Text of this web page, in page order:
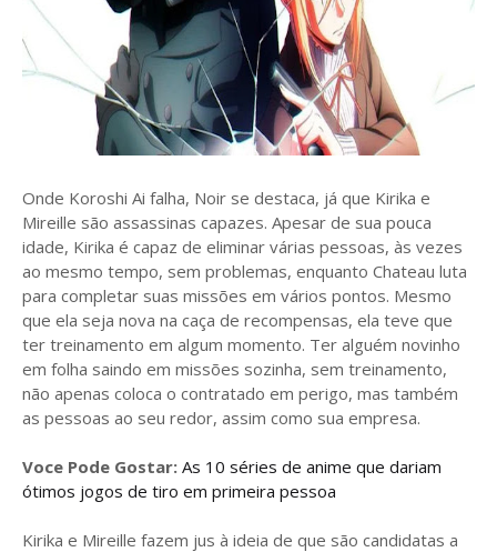
Onde Koroshi Ai falha, Noir se destaca, já que Kirika e
Mireille são assassinas capazes. Apesar de sua pouca
idade, Kirika é capaz de eliminar várias pessoas, às vezes
ao mesmo tempo, sem problemas, enquanto Chateau luta
para completar suas missões em vários pontos. Mesmo
que ela seja nova na caça de recompensas, ela teve que
ter treinamento em algum momento. Ter alguém novinho
em folha saindo em missões sozinha, sem treinamento,
não apenas coloca o contratado em perigo, mas também
as pessoas ao seu redor, assim como sua empresa.
Voce Pode Gostar: As 10 séries de anime que dariam
ótimos jogos de tiro em primeira pessoa
Kirika e Mireille fazem jus à ideia de que são candidatas a